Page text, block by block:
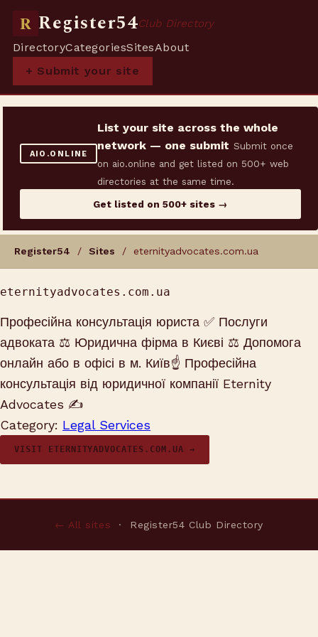
R Register54Club Directory
DirectoryCategoriesSitesAbout
+ Submit your site
AIO.ONLINE
List your site across the whole
network — one submit Submit once
on aio.online and get listed on 500+ web
directories at the same time.
Get listed on 500+ sites →
Register54 / Sites / eternityadvocates.com.ua
eternityadvocates.com.ua
Професійна консультація юриста ✅ Послуги
адвоката ⚖️ Юридична фірма в Києві ⚖️ Допомога
онлайн або в офісі в м. Київ☝ Професійна
консультація від юридичної компанії Eternity
Advocates ✍
Category: Legal Services
VISIT ETERNITYADVOCATES.COM.UA →
← All sites · Register54 Club Directory